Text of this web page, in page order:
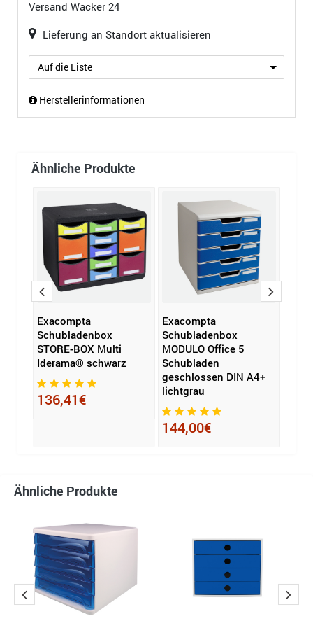
Versand Wacker 24
Lieferung an Standort aktualisieren
Auf die Liste
Herstellerinformationen
Ähnliche Produkte
Exacompta
Schubladenbox
STORE-BOX Multi
Iderama® schwarz
136,41€
Exacompta
Schubladenbox
MODULO Office 5
Schubladen
geschlossen DIN A4+
lichtgrau
144,00€
Ähnliche Produkte